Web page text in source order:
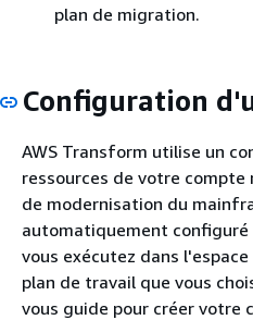
plan de migration.
Configuration
AWS Transform utilise un
ressources de votre
de modernisation du
automatiquement configuré
vous exécutez dans
plan de travail que vous
vous guide pour créer votre